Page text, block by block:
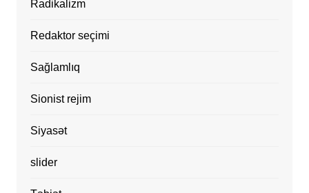
Radikalizm
Redaktor seçimi
Sağlamlıq
Sionist rejim
Siyasət
slider